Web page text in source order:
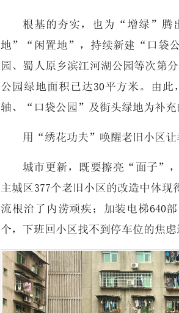
根基的夯实，也为“增绿”腾
地”“闲置地”，持续新建“口袋公
园、蜀人原乡滨江河湖公园等次第
公园绿地面积已达30平方米。由
轴、“口袋公园”及街头绿地为补充
用“绣花功夫”唤醒老旧小区让
城市更新，既要擦亮“面子”
主城区377个老旧小区的改造中体
流根治了内涝顽疾；加装电梯640
个，下班回小区找不到停车位的焦